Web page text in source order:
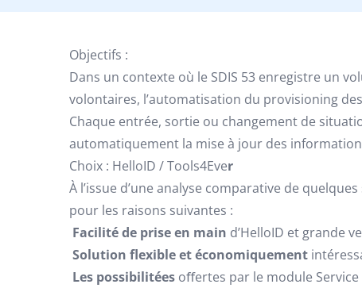
Objectifs :
Dans un contexte où le SDIS 53 enregistre un
volontaires, l’automatisation du provisioning
Chaque entrée, sortie ou changement de
automatiquement la mise à jour des
Choix : HelloID / Tools4Ever
À l’issue d’une analyse comparative de
pour les raisons suivantes :
Facilité de prise en main d’HelloID et grande
Solution flexible et économiquement
Les possibilitées oﬀertes par le module Service